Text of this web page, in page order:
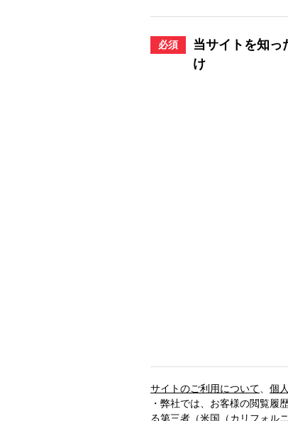
当サイトを知っ
け
必須
サイトのご利用について 個
・弊社では、お客様の閲覧履
る第三者 （米国（カリフォル